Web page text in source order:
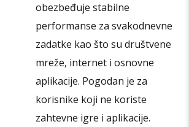
obezbeđuje stabilne
performanse za svakodnevne
zadatke kao što su društvene
mreže, internet i osnovne
aplikacije. Pogodan je za
korisnike koji ne koriste
zahtevne igre i aplikacije.